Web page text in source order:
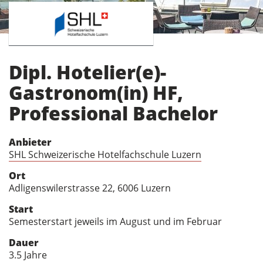
Dipl. Hotelier(e)-
Gastronom(in) HF,
Professional Bachelor
Anbieter
SHL Schweizerische Hotelfachschule Luzern
Ort
Adligenswilerstrasse 22, 6006 Luzern
Start
Semesterstart jeweils im August und im Februar
Dauer
3.5 Jahre